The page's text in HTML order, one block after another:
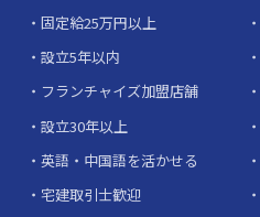
固定給25万円以上
設立5年以内
フランチャイズ加盟店舗
設立30年以上
英語・中国語を活かせる
宅建取引士歓迎